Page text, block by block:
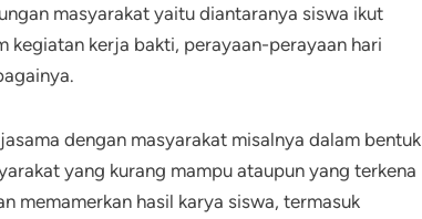
masyarakat yaitu diantaranya siswa ikut
kegiatan kerja bakti, perayaan-perayaan hari
dengan masyarakat misalnya dalam bentuk
yang kurang mampu ataupun yang terkena
memamerkan hasil karya siswa, termasuk